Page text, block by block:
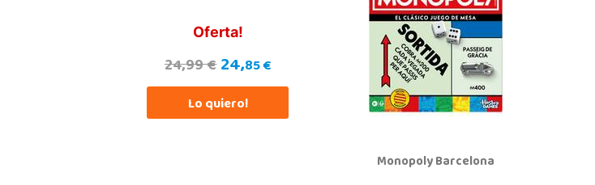
Oferta!
24,99 €24,85 €
Lo quiero!
Monopoly Barcelona